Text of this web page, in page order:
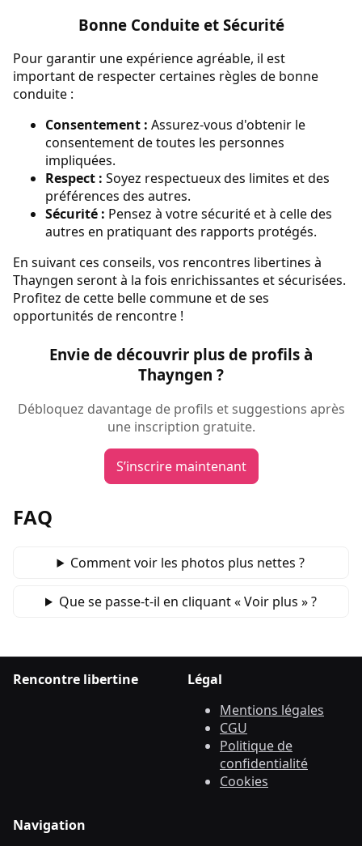
Bonne Conduite et Sécurité
Pour garantir une expérience agréable, il est
important de respecter certaines règles de bonne
conduite :
Consentement : Assurez-vous d'obtenir le
consentement de toutes les personnes
impliquées.
Respect : Soyez respectueux des limites et des
préférences des autres.
Sécurité : Pensez à votre sécurité et à celle des
autres en pratiquant des rapports protégés.
En suivant ces conseils, vos rencontres libertines à
Thayngen seront à la fois enrichissantes et sécurisées.
Profitez de cette belle commune et de ses
opportunités de rencontre !
Envie de découvrir plus de profils à
Thayngen ?
Débloquez davantage de profils et suggestions après
une inscription gratuite.
S’inscrire maintenant
FAQ
Comment voir les photos plus nettes ?
Que se passe‑t‑il en cliquant « Voir plus » ?
Rencontre libertine
Légal
Mentions légales
CGU
Politique de
confidentialité
Cookies
Navigation